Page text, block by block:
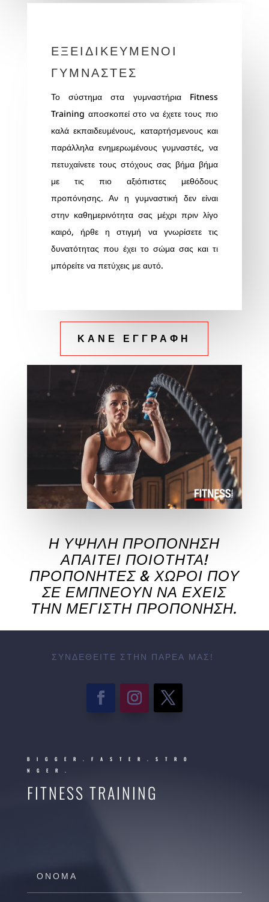
ΕΞΕΙΔΙΚΕΥΜΕΝΟΙ
ΓΥΜΝΑΣΤΕΣ
Το σύστημα στα γυμναστήρια
Fitness
Training αποσκοπεί στο να έχετε τους πιο
καλά εκπαιδευμένους, καταρτήσμενους και
παράλληλα ενημερωμένους γυμναστές, να
πετυχαίνετε τους στόχους σας βήμα βήμα
με τις πιο αξιόπιστες μεθόδους
προπόνησης. Αν η γυμναστική δεν είναι
στην καθημερινότητα σας μέχρι πριν λίγο
καιρό, ήρθε η στιγμή να γνωρίσετε τις
δυνατότητας που έχει το σώμα σας και τι
μπόρείτε να πετύχεις με αυτό.
ΚΑΝΕ ΕΓΓΡΑΦΗ
Η ΥΨΗΛΉ ΠΡΟΠΌΝΗΣΗ
ΑΠΑΙΤΕΊ ΠΟΙΌΤΗΤΑ!
ΠΡΟΠΟΝΗΤΈΣ & ΧΏΡΟΙ ΠΟΥ
ΣΕ ΕΜΠΝΈΟΥΝ ΝΑ ΈΧΕΙΣ
ΤΗΝ ΜΈΓΙΣΤΗ ΠΡΟΠΌΝΗΣΗ.
ΣΥΝΔΕΘΕΊΤΕ ΣΤΗΝ ΠΑΡΈΑ ΜΑΣ!
BIGGER.FASTER.STRO
NGER.
FITNESS TRAINING